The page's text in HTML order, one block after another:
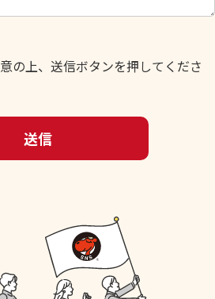
の上、送信ボタンを押してくださ